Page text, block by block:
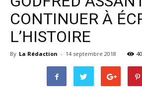
CONTINUER À
L’HISTOIRE
By La Rédaction - 14 septembre 2018